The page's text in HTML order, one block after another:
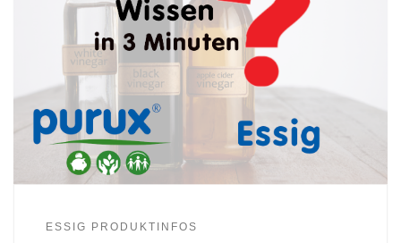
ESSIG PRODUKTINFOS